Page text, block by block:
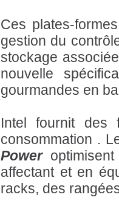
Ces plates-
gestion du
stockage
nouvelle
gourmandes en
Intel fournit des
consommation .
Poweroptimisent
affectant et en
racks, des